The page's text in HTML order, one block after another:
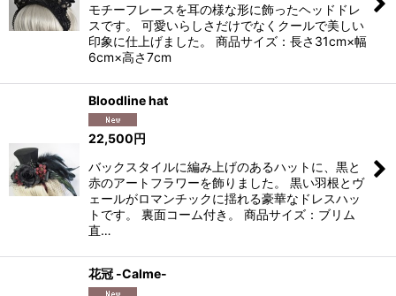
モチーフレースを耳の様な形に飾ったヘッドドレ
スです。 可愛いらしさだけでなくクールで美しい
印象に仕上げました。 商品サイズ：長さ31cm×幅
6cm×高さ7cm
Bloodline hat
22,500円
バックスタイルに編み上げのあるハットに、黒と
赤のアートフラワーを飾りました。 黒い羽根とヴ
ェールがロマンチックに揺れる豪華なドレスハッ
トです。 裏面コーム付き。 商品サイズ：ブリム
直…
花冠 -Calme-